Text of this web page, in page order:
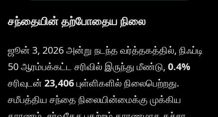
சந்தையின் தற்போதைய நிலை
ஜூன் 3, 2026 அன்று நடந்த வர்த்தகத்தில், நிஃப்டி
50 ஆரம்பக்கட்ட சரிவில் இருந்து மீண்டு, 0.4%
சரிவுடன்23,406புள்ளிகளில் நிலைபெற்றது.
சமீபத்திய சந்தை நிலையின்மைக்கு முக்கிய